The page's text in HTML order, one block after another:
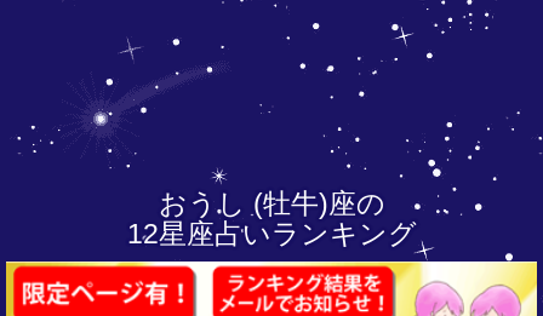
おうし (牡牛)座の
12星座占いランキング